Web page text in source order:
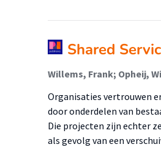
Shared
Willems, Frank; Opheij,
Organisaties vertrouwen
door onderdelen van
Die projecten zijn echter
als gevolg van een